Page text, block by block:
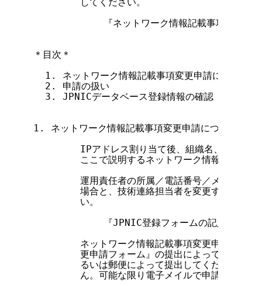
『ネットワーク情報記載事項変更申
＊目次＊
  1. ネットワーク情報記載事項変更申請について
  2. 申請の扱い
  3. JPNICデータベース登録情報の確認
1. ネットワーク情報記載事項変更申請について
IPアドレス割り当て後、組織名、住所、運
ここで説明するネットワーク情報記載事項
運用責任者の所属／電話番号／メイルアド
場合と、技術連絡担当者を変更する場合は
        い。
            『JPNIC登録フォームの記入方法』
ネットワーク情報記載事項変更申請は、『
更申請フォーム』の提出によって行われま
るいは郵便によって提出してください。
ん。可能な限り電子メイルで申請してくだ